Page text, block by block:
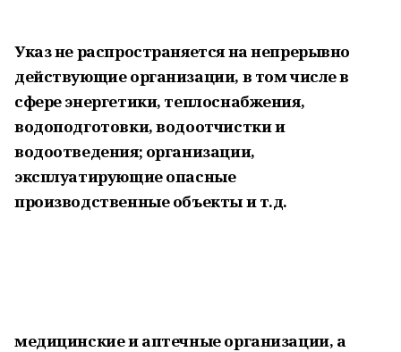
Указ не распространяется на непрерывно
действующие организации, в том числе в
сфере энергетики, теплоснабжения,
водоподготовки, водоотчистки и
водоотведения; организации,
эксплуатирующие опасные
производственные объекты и т.д.
медицинские и аптечные организации, а